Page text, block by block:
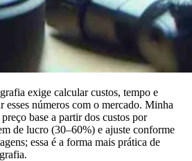
exige calcular custos, tempo e
esses números com o mercado. Minha
base a partir dos custos por
de lucro (30–60%) e ajuste conforme
essa é a forma mais prática de